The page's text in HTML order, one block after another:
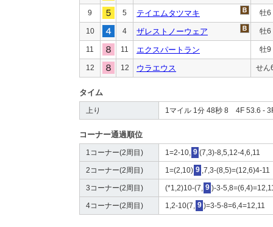
9 5 テイエムタツマキ 牡6
10 4 ザレストノーウェア 牡6
11 11 エクスパートラン 牡9
12 12 ウラエウス せん
タイム
上り 1マイル 1分 48秒 8 4F 53.6 -
コーナー通過順位
1コーナー(2周目) 1=2-10, 9 (7,3)-8,5,12-4,6,11
2コーナー(2周目) 1=(2,10) 9 ,7,3-(8,5)=(12,6)4-11
3コーナー(2周目) (*1,2)10-(7, 9 )-3-
4コーナー(2周目) 1,2-10(7, 9 )=3-5-8=6,4=12,11